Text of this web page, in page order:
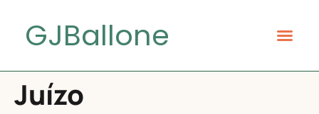
GJBallone
Juízo